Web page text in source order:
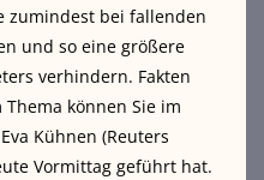
zumindest bei fallenden
und so eine größere
verhindern. Fakten
können Sie im
Kühnen (Reuters
Vormittag geführt hat.